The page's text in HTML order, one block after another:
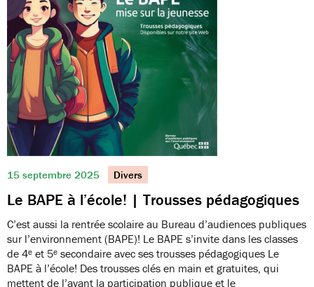
15 septembre 2025 Divers
Le BAPE à l’école! | Trousses pédagogiques
C’est aussi la rentrée scolaire au Bureau d’audiences publiques
sur l’environnement (BAPE)! Le BAPE s’invite dans les classes
de 4ᵉ et 5ᵉ secondaire avec ses trousses pédagogiques Le
BAPE à l’école! Des trousses clés en main et gratuites, qui
mettent de l’avant la participation publique et le